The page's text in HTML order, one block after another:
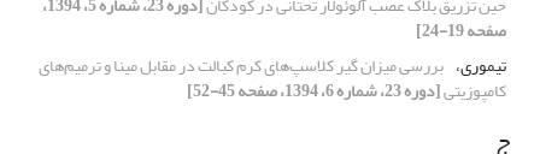
صفحه 19-24]
تیموری، بررسی میزان گیر کلاسپ‌های کرم کبالت در مقابل مینا و ترمیم‌های
کامپوزیتی[دوره 23، شماره 6، 1394، صفحه 45-52]
ج